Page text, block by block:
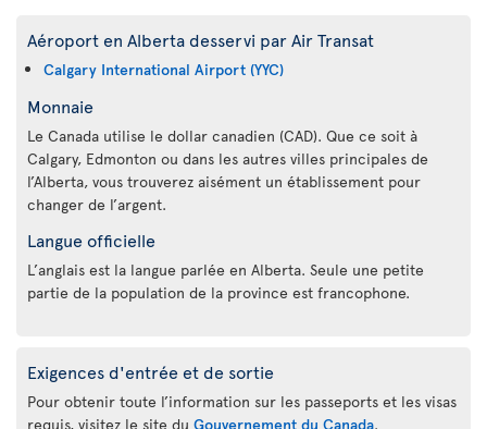
Aéroport en Alberta desservi par Air Transat
Calgary International Airport (YYC)
Monnaie
Le Canada utilise le dollar canadien (CAD). Que ce soit à
Calgary, Edmonton ou dans les autres villes principales de
l’Alberta, vous trouverez aisément un établissement pour
changer de l’argent.
Langue officielle
L’anglais est la langue parlée en Alberta. Seule une petite
partie de la population de la province est francophone.
Exigences d'entrée et de sortie
Pour obtenir toute l’information sur les passeports et les visas
requis, visitez le site du Gouvernement du Canada.